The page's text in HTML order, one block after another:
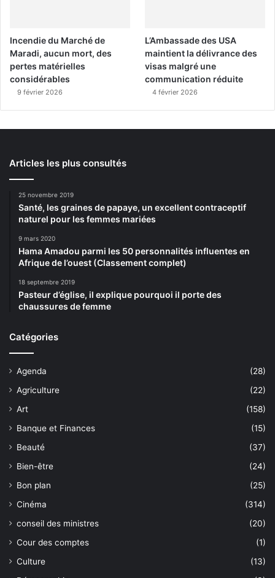
Incendie du Marché de
Maradi, aucun mort, des
pertes matérielles
considérables
9 février 2026
L’Ambassade des USA
maintient la délivrance des
visas malgré une
communication réduite
4 février 2026
Articles les plus consultés
25 novembre 2019
Santé, les graines de papaye, un excellent contraceptif
naturel pour les femmes mariées
9 mars 2020
Hama Amadou parmi les 50 personnalités influentes en
Afrique de l’ouest (Classement complet)
18 septembre 2019
Pasteur d’église, il explique pourquoi il porte des
chaussures de femme
Catégories
Agenda
(28)
Agriculture
(22)
Art
(158)
Banque et Finances
(15)
Beauté
(37)
Bien-être
(24)
Bon plan
(25)
Cinéma
(314)
conseil des ministres
(20)
Cour des comptes
(1)
Culture
(13)